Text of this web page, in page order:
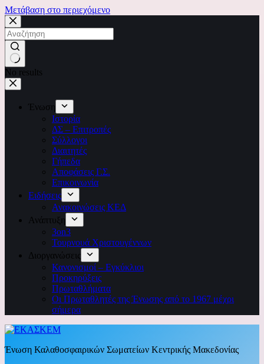
Μετάβαση στο περιεχόμενο
No results
Ένωση
Ιστορία
ΔΣ – Επιτροπές
Σύλλογοι
Διαιτητές
Γήπεδα
Αποφάσεις Γ.Σ.
Επικοινωνία
Ειδήσεις
Ανακοινώσεις ΚΕΔ
Ανάπτυξη
3on3
Τουρνουά Χριστουγέννων
Διοργανώσεις
Κανονισμοί – Εγκύκλιοι
Προκηρύξεις
Πρωταθλήματα
Οι Πρωταθλητές της Ένωσης από το 1967 μέχρι
σήμερα
Ένωση Καλαθοσφαιρικών Σωματείων Κεντρικής Μακεδονίας